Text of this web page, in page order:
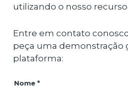
utilizando o nosso
Entre em contato
peça uma demonstração
plataforma:
Nome *